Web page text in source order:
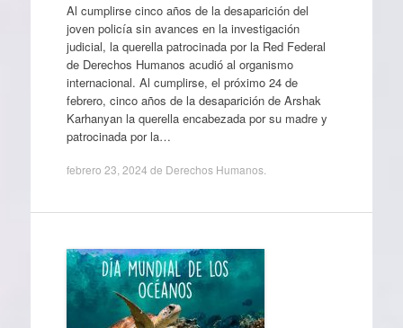
Al cumplirse cinco años de la desaparición del
joven policía sin avances en la investigación
judicial, la querella patrocinada por la Red Federal
de Derechos Humanos acudió al organismo
internacional. Al cumplirse, el próximo 24 de
febrero, cinco años de la desaparición de Arshak
Karhanyan la querella encabezada por su madre y
patrocinada por la…
febrero 23, 2024 de Derechos Humanos.